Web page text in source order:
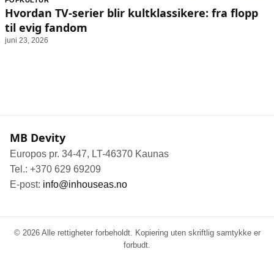
Animasjon
Sosiale medier
Musikk
Informasjon
Om oss
Kontakt oss
Retningslinjer for rettelser
Hvordan TV-serier blir kultklassikere: fra flopp
til evig fandom
juni 23, 2026
MB Devity
Europos pr. 34-47, LT-46370 Kaunas
Tel.: +370 629 69209
E-post: info@inhouseas.no
© 2026 Alle rettigheter forbeholdt. Kopiering uten skriftlig samtykke er
forbudt.